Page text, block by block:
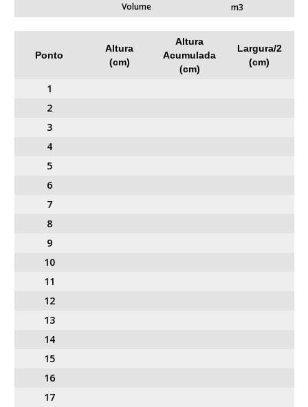
Volume
m3
Ponto
Altura
(cm)
Altura
Acumulada
(cm)
Largura/2
(cm)
1
2
3
4
5
6
7
8
9
10
11
12
13
14
15
16
17